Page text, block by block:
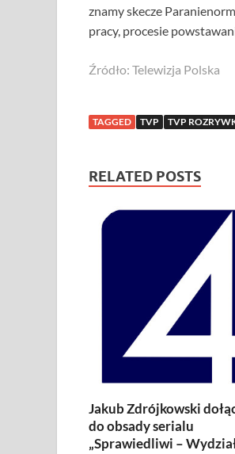
znamy skecze
pracy, procesie
Źródło: Telewizja Polska
TAGGED TVP TVP
RELATED POSTS
Jakub Zdrójkowski
do obsady serialu
„Sprawiedliwi –